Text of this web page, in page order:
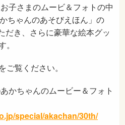
子さまのムービ＆フォトの中
ちゃんのあそびえほん」の
だき、さらに豪華な絵本グッ
覧ください。
かちゃんのムービー＆フォト
special/akachan/30th/